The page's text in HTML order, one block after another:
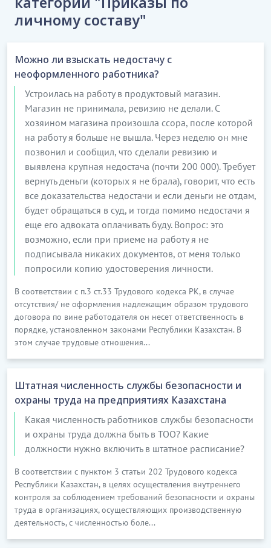
личному составу"
Можно ли взыскать недостачу с
неоформленного работника?
Устроилась на работу в продуктовый магазин.
Магазин не принимала, ревизию не делали. С
хозяином магазина произошла ссора, после которой
на работу я больше не вышла. Через неделю он мне
позвонил и сообщил, что сделали ревизию и
выявлена крупная недостача (почти 200 000). Требует
вернуть деньги (которых я не брала), говорит, что есть
все доказательства недостачи и если деньги не отдам,
будет обращаться в суд, и тогда помимо недостачи я
еще его адвоката оплачивать буду. Вопрос: это
возможно, если при приеме на работу я не
подписывала никаких документов, от меня только
попросили копию удостоверения личности.
В соответствии с п.3 ст.33 Трудового кодекса РК, в случае
отсутствия/ не оформления надлежащим образом трудового
договора по вине работодателя он несет ответственность в
порядке, установленном законами Республики Казахстан. В
этом случае трудовые отношения...
Штатная численность службы безопасности и
охраны труда на предприятиях Казахстана
Какая численность работников службы безопасности
и охраны труда должна быть в ТОО? Какие
должности нужно включить в штатное расписание?
В соответствии с пунктом 3 статьи 202 Трудового кодекса
Республики Казахстан, в целях осуществления внутреннего
контроля за соблюдением требований безопасности и охраны
труда в организациях, осуществляющих производственную
деятельность, с численностью боле...